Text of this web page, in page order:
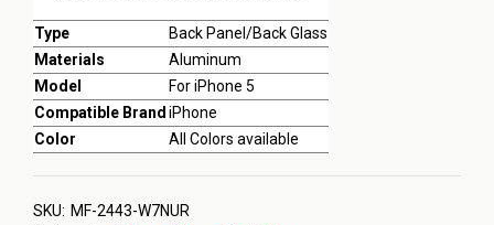
Type
Back Panel/Back Glass
Materials
Aluminum
Model
For iPhone 5
Compatible Brand iPhone
Color
All Colors available
SKU: MF-2443-W7NUR